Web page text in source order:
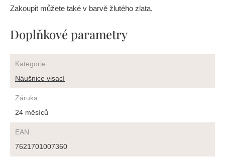
Zakoupit můžete také v barvě žlutého zlata.
Doplňkové parametry
Kategorie:
Náušnice visací
Záruka:
24 měsíců
EAN:
7621701007360